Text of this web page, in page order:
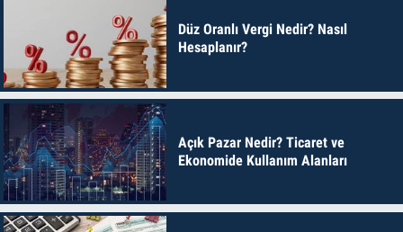
Düz Oranlı Vergi Nedir? Nasıl
Hesaplanır?
Açık Pazar Nedir? Ticaret ve
Ekonomide Kullanım Alanları